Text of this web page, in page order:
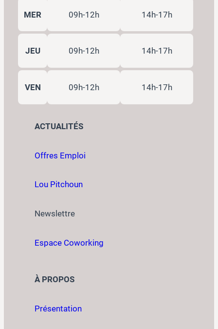
MER 09h-12h 14h-17h
JEU 09h-12h 14h-17h
VEN 09h-12h 14h-17h
ACTUALITÉS
Offres Emploi
Lou Pitchoun
Newslettre
Espace Coworking
À PROPOS
Présentation